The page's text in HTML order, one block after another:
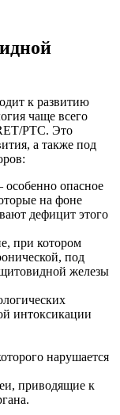
к развитию
чаще всего
PTC. Это
а также под
опасное
на фоне
дефицит этого
при котором
под
железы
интоксикации
нарушается
приводящие к